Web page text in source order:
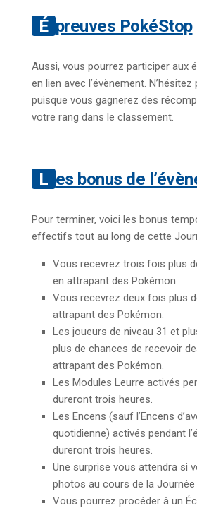
Épreuves PokéStop
Aussi, vous pourrez participer aux
en lien avec l’évènement.
puisque vous gagnerez des
votre rang dans le classement.
Les bonus de
Pour terminer, voici les bonus
effectifs tout au long de cette
Vous recevrez trois fois plus
en attrapant des Pokémon.
Vous recevrez deux fois plus
attrapant des Pokémon.
Les joueurs de niveau 31 et
plus de chances de recevoir
attrapant des Pokémon.
Les Modules Leurre activés
dureront trois heures.
Les Encens (sauf l’Encens
quotidienne) activés pendant
dureront trois heures.
Une surprise vous attendra si
photos au cours de la
Vous pourrez procéder à un